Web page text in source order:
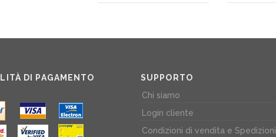
DI PAGAMENTO
SUPPORTO
Chi siamo
Login cliente
Condizioni di vendita e Spedizioni